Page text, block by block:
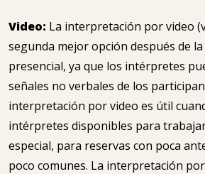
Video: La interpretación por video
segunda mejor opción después de
presencial, ya que los intérpretes
señales no verbales de los
interpretación por video es útil
intérpretes disponibles para
especial, para reservas con poca
poco comunes. La interpretación